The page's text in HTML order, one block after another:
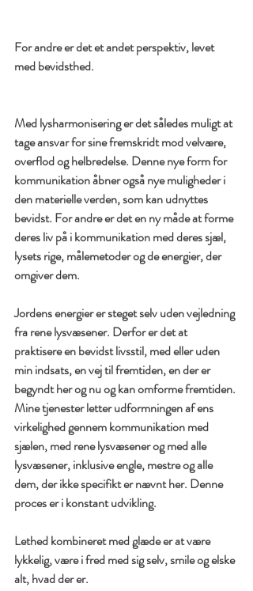
For andre er det et andet perspektiv, levet
med bevidsthed.
Med lysharmonisering er det således muligt at
tage ansvar for sine fremskridt mod velvære,
overflod og helbredelse. Denne nye form for
kommunikation åbner også nye muligheder i
den materielle verden, som kan udnyttes
bevidst. For andre er det en ny måde at forme
deres liv på i kommunikation med deres sjæl,
lysets rige, målemetoder og de energier, der
omgiver dem.
Jordens energier er steget selv uden vejledning
fra rene lysvæsener. Derfor er det at
praktisere en bevidst livsstil, med eller uden
min indsats, en vej til fremtiden, en der er
begyndt her og nu og kan omforme fremtiden.
Mine tjenester letter udformningen af ​​ens
virkelighed gennem kommunikation med
sjælen, med rene lysvæsener og med alle
lysvæsener, inklusive engle, mestre og alle
dem, der ikke specifikt er nævnt her. Denne
proces er i konstant udvikling.
Lethed kombineret med glæde er at være
lykkelig, være i fred med sig selv, smile og elske
alt, hvad der er.